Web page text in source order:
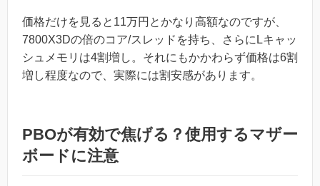
価格だけを見ると11万円とかなり高額なのですが、
7800X3Dの倍のコア/スレッドを持ち、さらにLキャッ
シュメモリは4割増し。それにもかかわらず価格は6割
増し程度なので、実際には割安感があります。
PBOが有効で焦げる？使用するマザー
ボードに注意